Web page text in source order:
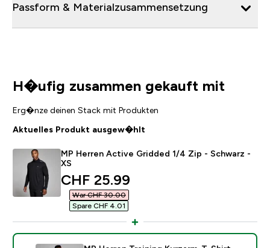
Passform & Materialzusammensetzung
H�ufig zusammen gekauft mit
Erg�nze deinen Stack mit Produkten
Aktuelles Produkt ausgew�hlt
MP Herren Active Gridded 1/4 Zip - Schwarz -
XS
discounted price
CHF 25.99‎
War CHF 30.00‎
Spare CHF 4.01‎